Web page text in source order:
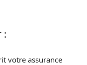
:
votre assurance